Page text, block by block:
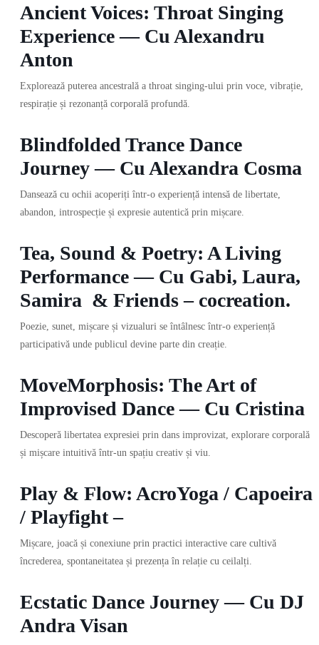
Ancient Voices: Throat Singing
Experience — Cu Alexandru
Anton
Explorează puterea ancestrală a throat singing-ului prin voce, vibrație,
respirație și rezonanță corporală profundă.
Blindfolded Trance Dance
Journey — Cu Alexandra Cosma
Dansează cu ochii acoperiți într-o experiență intensă de libertate,
abandon, introspecție și expresie autentică prin mișcare.
Tea, Sound & Poetry: A Living
Performance — Cu Gabi, Laura,
Samira & Friends – cocreation.
Poezie, sunet, mișcare și vizualuri se întâlnesc într-o experiență
participativă unde publicul devine parte din creație.
MoveMorphosis: The Art of
Improvised Dance — Cu Cristina
Descoperă libertatea expresiei prin dans improvizat, explorare corporală
și mișcare intuitivă într-un spațiu creativ și viu.
Play & Flow: AcroYoga / Capoeira
/ Playfight –
Mișcare, joacă și conexiune prin practici interactive care cultivă
încrederea, spontaneitatea și prezența în relație cu ceilalți.
Ecstatic Dance Journey — Cu DJ
Andra Visan